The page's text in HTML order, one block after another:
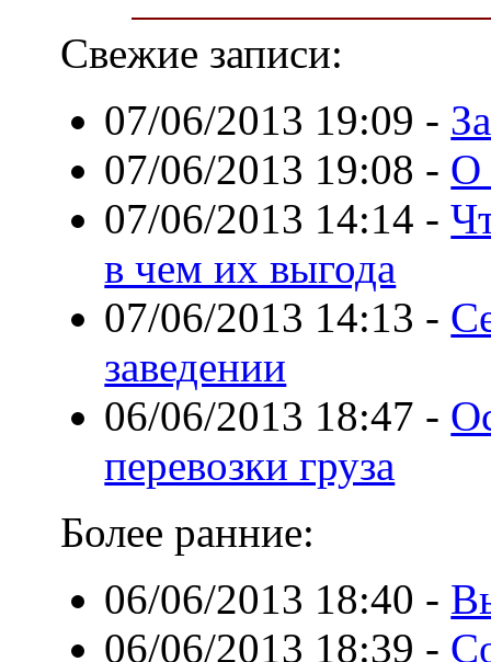
Свежие записи:
07/06/2013 19:09 -
07/06/2013 19:08 - О
07/06/2013 14:14 -
в чем их выгода
07/06/2013 14:13 -
заведении
06/06/2013 18:47 -
перевозки груза
Более ранние:
06/06/2013 18:40 -
06/06/2013 18:39 -